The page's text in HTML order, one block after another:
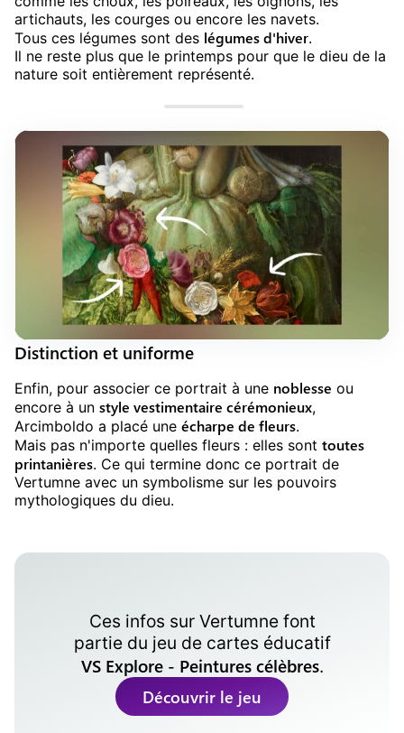
artichauts, les courges ou encore les navets.
Tous ces légumes sont des légumes d'hiver.
Il ne reste plus que le printemps pour que le dieu de la
nature soit entièrement représenté.
Distinction et uniforme
Enfin, pour associer ce portrait à une noblesse ou
encore à un style vestimentaire cérémonieux,
Arcimboldo a placé une écharpe de fleurs.
Mais pas n'importe quelles fleurs : elles sont toutes
printanières. Ce qui termine donc ce portrait de
Vertumne avec un symbolisme sur les pouvoirs
mythologiques du dieu.
Ces infos sur Vertumne font
partie du jeu de cartes éducatif
VS Explore - Peintures célèbres.
Découvrir le jeu